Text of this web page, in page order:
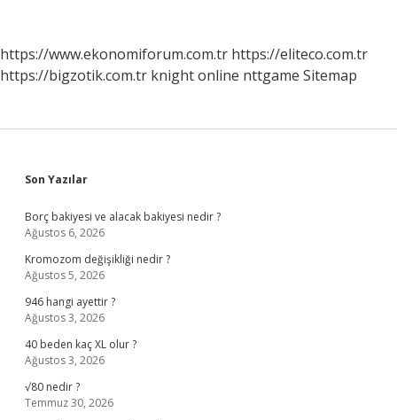
https://www.ekonomiforum.com.tr https://eliteco.com.tr
https://bigzotik.com.tr knight online nttgame Sitemap
Sidebar
Son Yazılar
Borç bakiyesi ve alacak bakiyesi nedir ?
Ağustos 6, 2026
Kromozom değişikliği nedir ?
Ağustos 5, 2026
946 hangi ayettir ?
Ağustos 3, 2026
40 beden kaç XL olur ?
Ağustos 3, 2026
√80 nedir ?
Temmuz 30, 2026